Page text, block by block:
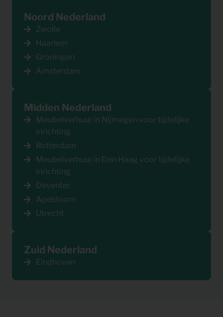
Noord Nederland
Zwolle
Haarlem
Groningen
Amsterdam
Midden Nederland
Meubelverhuur in Nijmegen voor tijdelijke
inrichting
Rotterdam
Meubelverhuur in Den Haag voor tijdelijke
inrichting
Deventer
Apeldoorn
Utrecht
Zuid Nederland
Eindhoven